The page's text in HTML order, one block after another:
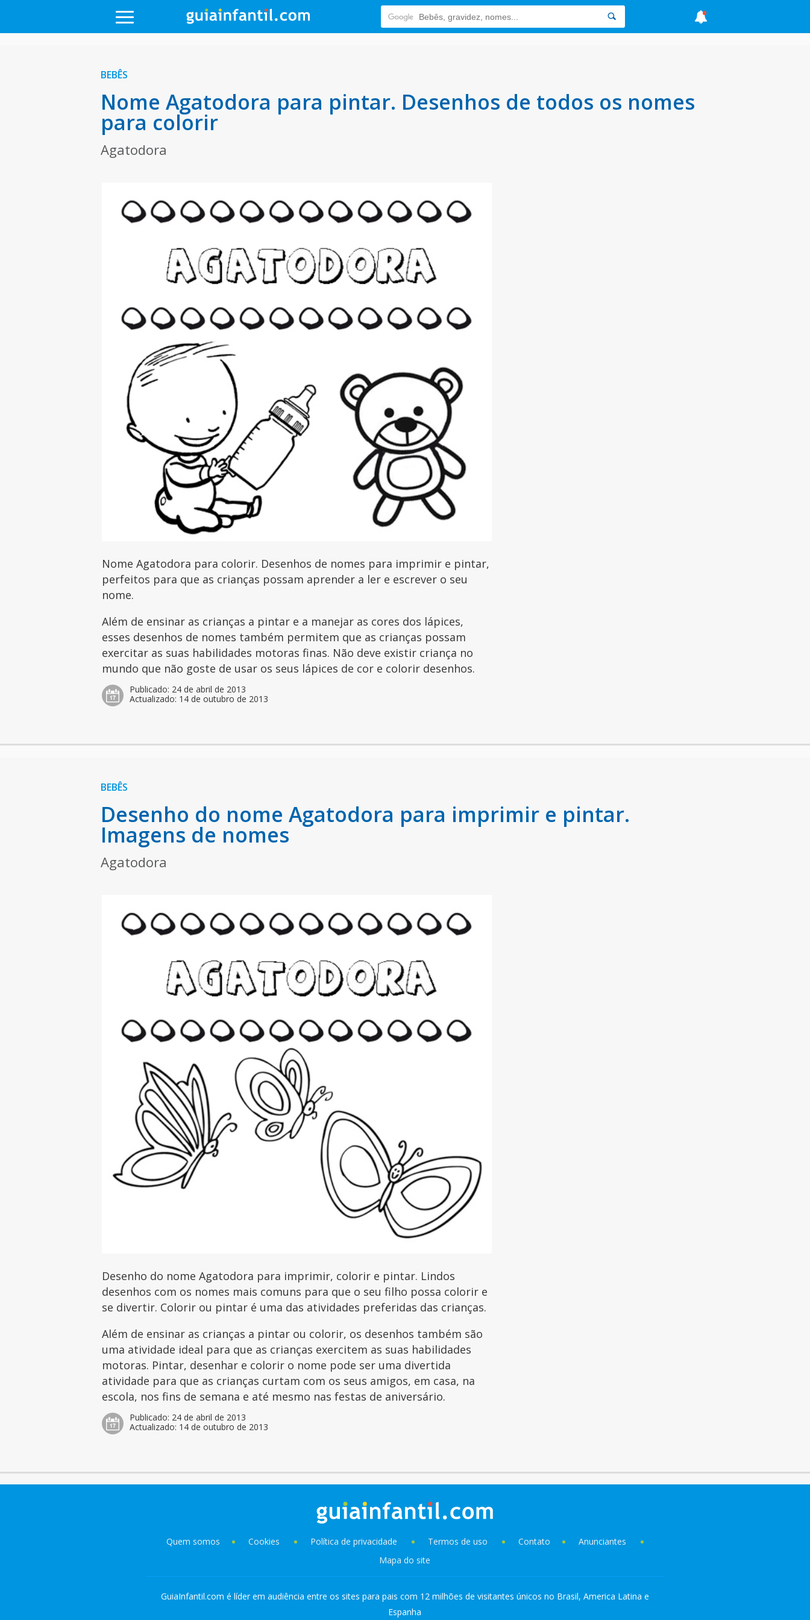
BEBÊS
Nome Agatodora para pintar. Desenhos de todos os nomes
para colorir
Agatodora
Nome Agatodora para colorir. Desenhos de nomes para imprimir e pintar,
perfeitos para que as crianças possam aprender a ler e escrever o seu
nome.
Além de ensinar as crianças a pintar e a manejar as cores dos lápices,
esses desenhos de nomes também permitem que as crianças possam
exercitar as suas habilidades motoras finas. Não deve existir criança no
mundo que não goste de usar os seus lápices de cor e colorir desenhos.
Publicado: 24 de abril de 2013
Actualizado: 14 de outubro de 2013
BEBÊS
Desenho do nome Agatodora para imprimir e pintar.
Imagens de nomes
Agatodora
Desenho do nome Agatodora para imprimir, colorir e pintar. Lindos
desenhos com os nomes mais comuns para que o seu filho possa colorir e
se divertir. Colorir ou pintar é uma das atividades preferidas das crianças.
Além de ensinar as crianças a pintar ou colorir, os desenhos também são
uma atividade ideal para que as crianças exercitem as suas habilidades
motoras. Pintar, desenhar e colorir o nome pode ser uma divertida
atividade para que as crianças curtam com os seus amigos, em casa, na
escola, nos fins de semana e até mesmo nas festas de aniversário.
Publicado: 24 de abril de 2013
Actualizado: 14 de outubro de 2013
Quem somos Cookies Política de privacidade Termos de uso Contato
Anunciantes
Mapa do site
GuiaInfantil.com é líder em audiência entre os sites para pais com 12 milhões de visitantes únicos no Brasil, America Latina e
Espanha